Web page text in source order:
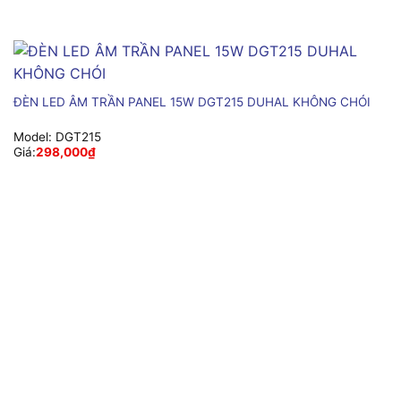
ĐÈN LED ÂM TRẦN PANEL 15W DGT215 DUHAL KHÔNG CHÓI
Model: DGT215
Giá:298,000₫